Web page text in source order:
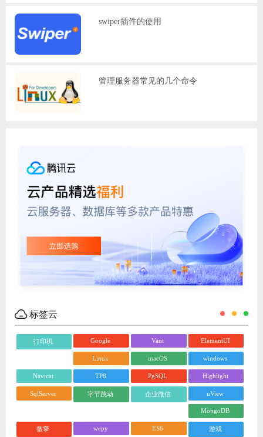
swiper插件的使用
管理服务器常见的几个命令
标签云
打印机 Google Vant ElementUI
Linux macOS windows
Navicat TP8 PgSQL Highlight
SqlServer 字节跳动 企业微信 uView
MongoDB
微擎 wepy ES6 游戏